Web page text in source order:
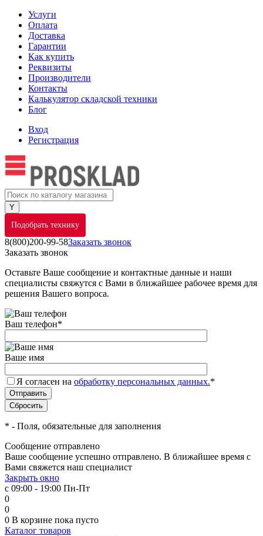
Услуги
Оплата
Доставка
Гарантии
Как купить
Реквизиты
Производители
Контакты
Калькулятор складской техники
Блог
Вход
Регистрация
Подобрать технику
8(800)200-99-58Заказать звонок
Заказать звонок
Оставьте Ваше сообщение и контактные данные и наши
специалисты свяжутся с Вами в ближайшее рабочее время для
решения Вашего вопроса.
Ваш телефон*
Ваше имя
Я согласен на обработку персональных данных.*
* - Поля, обязательные для заполнения
Сообщение отправлено
Ваше сообщение успешно отправлено. В ближайшее время с
Вами свяжется наш специалист
Закрыть окно
с 09:00 - 19:00 Пн-Пт
0
0
0 В корзине пока пусто
Каталог товаров